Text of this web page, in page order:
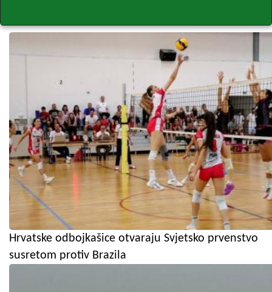
Hrvatske odbojkašice otvaraju Svjetsko prvenstvo
susretom protiv Brazila